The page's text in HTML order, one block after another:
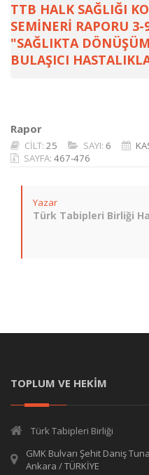
TTB HALK SAĞLIĞI
SEMİNERİ RAPORU
"SAĞLIKTA
BULAŞICI
Rapor
CİLT: 25 SAYI: 6
SAYFA: 467-476
Yazar
Türk Tabipleri Birliği
TOPLUM VE HEKİM
Türk Tabipleri Birliği
GMK Bulvarı Şehit Daniş
Ankara / TÜRKİYE